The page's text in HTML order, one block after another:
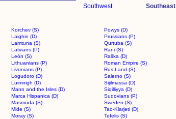
Southwest
Southeast
Korchev (S)
Powys (D)
Laighin (D)
Prussians (P)
Lamtuna (S)
Qurtuba (S)
Latvians (P)
Rani (S)
León (S)
Raška (D)
Lithuanians (P)
Roman Empire (S)
Livonians (P)
Rus Land (S)
Logudoro (D)
Salerno (S)
Luimnigh (D)
Sijilmassa (D)
Mann and the Isles (D)
Siqilliyya (D)
Marca Hispanica (D)
Sudovians (P)
Masmuda (S)
Sweden (S)
Mide (S)
Tao-Klarjeti (D)
Moray (S)
Tefelis (S)